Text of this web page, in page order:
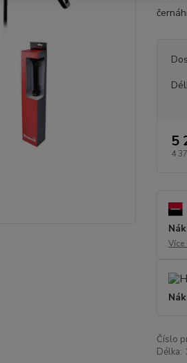
5
4
Číslo
Délka: